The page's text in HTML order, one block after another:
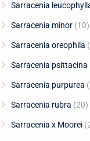
Sarracenia
Sarracenia minor (10)
Sarracenia oreophila
Sarracenia psittacina
Sarracenia purpurea
Sarracenia rubra (20)
Sarracenia x Moorei